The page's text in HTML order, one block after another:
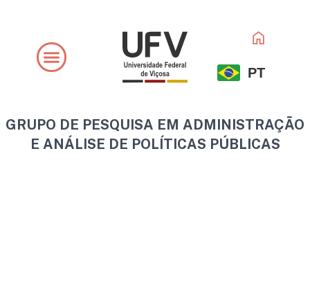
conteúdo
PT
GRUPO DE PESQUISA EM ADMINISTRAÇÃO
E ANÁLISE DE POLÍTICAS PÚBLICAS